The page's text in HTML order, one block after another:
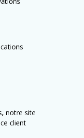
notre site
client